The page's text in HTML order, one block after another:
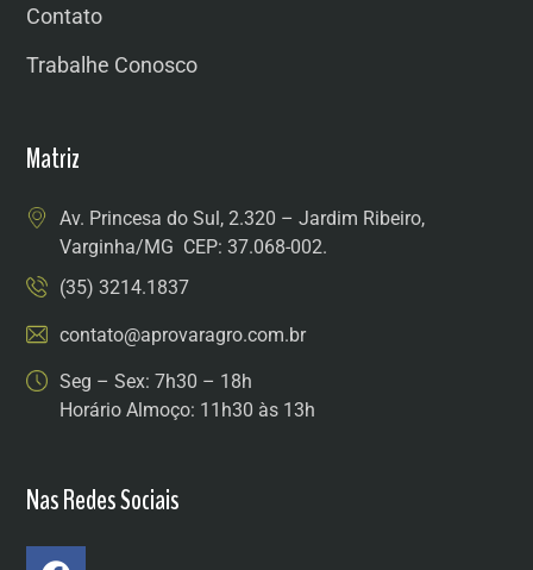
Contato
Trabalhe Conosco
Matriz
Av. Princesa do Sul, 2.320 – Jardim Ribeiro,
Varginha/MG CEP: 37.068-002.
(35) 3214.1837
contato@aprovaragro.com.br
Seg – Sex: 7h30 – 18h
Horário Almoço: 11h30 às 13h
Nas Redes Sociais